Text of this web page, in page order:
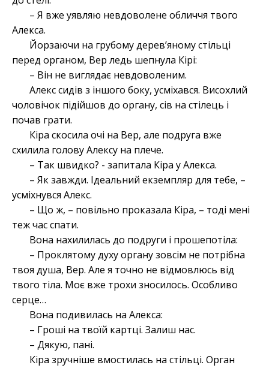
– Я вже уявляю невдоволене обличчя твого
Алекса.
Йорзаючи на грубому дерев’яному стільці
перед органом, Вер ледь шепнула Кірі:
– Він не виглядає невдоволеним.
Алекс сидів з іншого боку, усміхався. Висохлий
чоловічок підійшов до органу, сів на стілець і
почав грати.
Кіра скосила очі на Вер, але подруга вже
схилила голову Алексу на плече.
– Так швидко? - запитала Кіра у Алекса.
– Як завжди. Ідеальний екземпляр для тебе, –
усміхнувся Алекс.
– Що ж, – повільно проказала Кіра, – тоді мені
теж час спати.
Вона нахилилась до подруги і прошепотіла:
– Проклятому духу органу зовсім не потрібна
твоя душа, Вер. Але я точно не відмовлюсь від
твого тіла. Моє вже трохи зносилось. Особливо
серце…
Вона подивилась на Алекса:
– Гроші на твоїй картці. Залиш нас.
– Дякую, пані.
Кіра зручніше вмостилась на стільці. Орган